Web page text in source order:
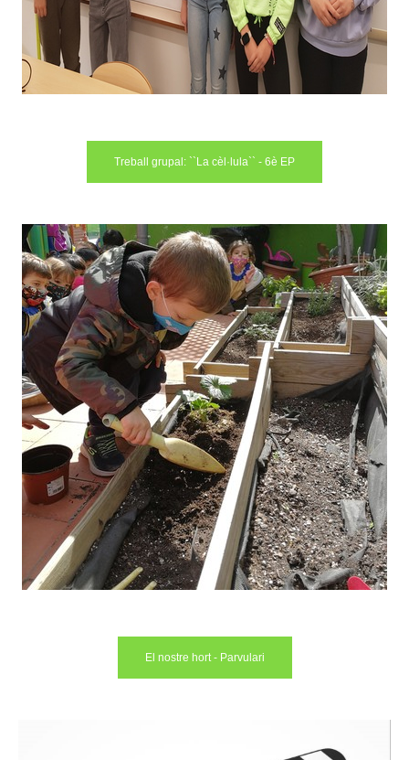
Treball grupal: ``La cèl·lula`` - 6è EP
El nostre hort - Parvulari